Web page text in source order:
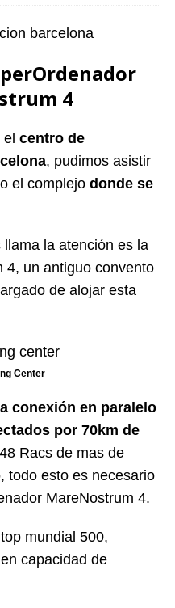
4
centro de
, pudimos asistir
el complejo donde se
la atención es la
4, un antiguo convento
de alojar esta
Center
conexión en paralelo
por 70km de
Racs de mas de
todo esto es necesario
MareNostrum 4.
mundial 500,
capacidad de